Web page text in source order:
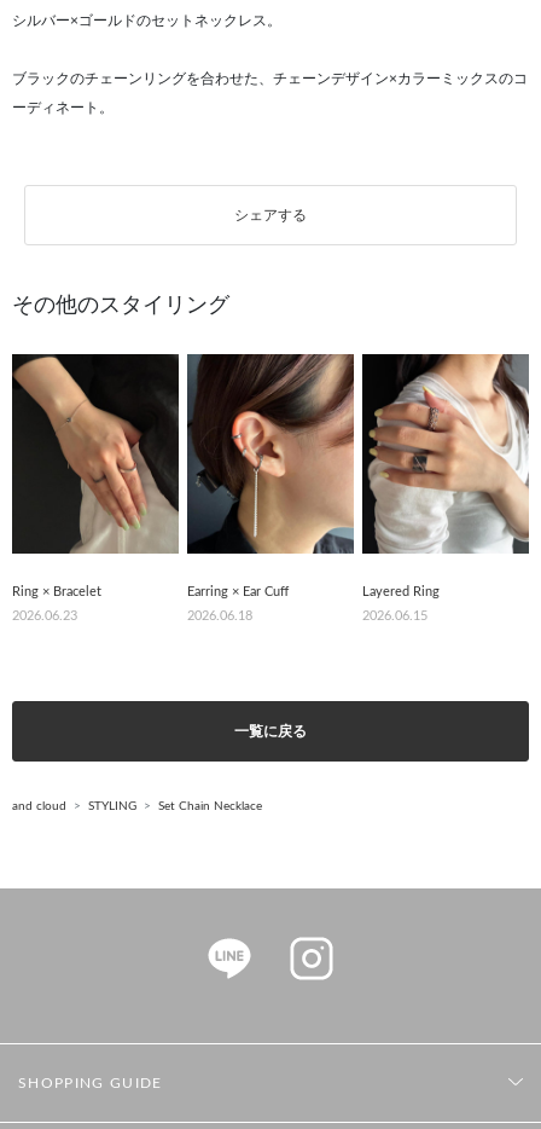
シルバー×ゴールドのセットネックレス。
ブラックのチェーンリングを合わせた、チェーンデザイン×カラーミックスのコ
ーディネート。
シェアする
その他のスタイリング
Ring × Bracelet
2026.06.23
Earring × Ear Cuff
2026.06.18
Layered Ring
2026.06.15
一覧に戻る
and cloud STYLING Set Chain Necklace
SHOPPING GUIDE